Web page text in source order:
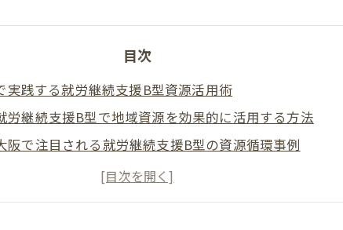
目次
実践する就労継続支援B型資源活用術
労継続支援B型で地域資源を効果的に活用する方法
阪で注目される就労継続支援B型の資源循環事例
就労継続支援B型が地域と連携する工夫とは
域資源活用で広がる就労継続支援B型の可能性